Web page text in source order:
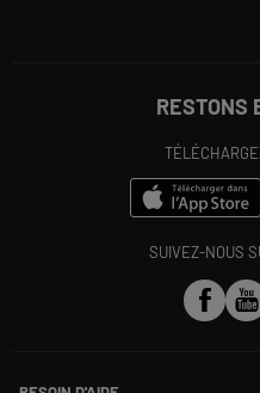
RESTONS
SUIVEZ-NOUS